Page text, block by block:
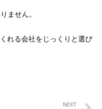
ません。
れる会社をじっくりと選び
NEXT